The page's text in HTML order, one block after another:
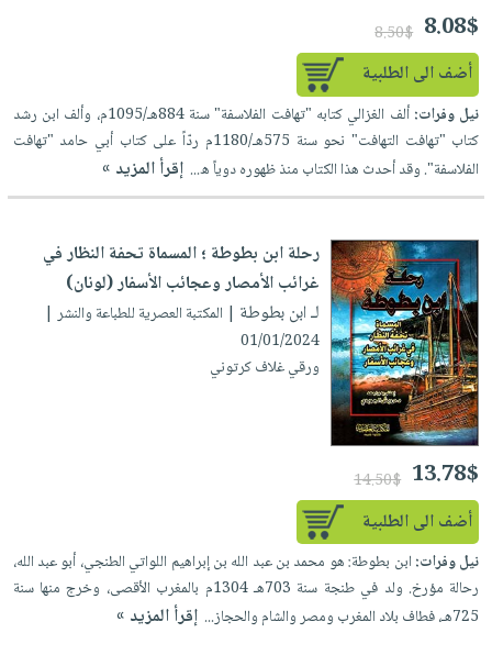
8.08$
8.50$
أضف الى الطلبية
نيل وفرات:
ألف الغزالي كتابه "تهافت الفلاسفة" سنة 884هـ/1095م، وألف ابن رشد
كتاب "تهافت التهافت" نحو سنة 575هـ/1180م ردّاً على كتاب أبي حامد "تهافت
الفلاسفة". وقد أحدث هذا الكتاب منذ ظهوره دوياً ه... إقرأ المزيد »
رحلة ابن بطوطة ؛ المسماة تحفة النظار في
غرائب الأمصار وعجائب الأسفار (لونان)
لـ ابن بطوطة | المكتبة العصرية للطباعة والنشر |
01/01/2024
ورقي غلاف كرتوني
13.78$
14.50$
أضف الى الطلبية
نيل وفرات: ابن بطوطة: هو محمد بن عبد الله بن إبراهيم اللواتي الطنجي، أبو عبد الله،
رحالة مؤرخ. ولد في طنجة سنة 703هـ 1304م بالمغرب الأقصى، وخرج منها سنة
725هـ، فطاف بلاد المغرب ومصر والشام والحجاز...
إقرأ المزيد »